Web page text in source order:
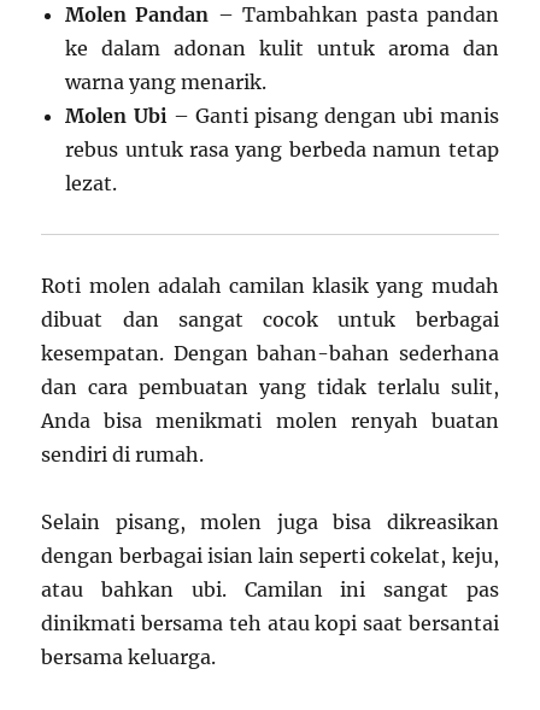
Molen Pandan – Tambahkan pasta pandan
ke dalam adonan kulit untuk aroma dan
warna yang menarik.
Molen Ubi – Ganti pisang dengan ubi manis
rebus untuk rasa yang berbeda namun tetap
lezat.
Roti molen adalah camilan klasik yang mudah
dibuat dan sangat cocok untuk berbagai
kesempatan. Dengan bahan-bahan sederhana
dan cara pembuatan yang tidak terlalu sulit,
Anda bisa menikmati molen renyah buatan
sendiri di rumah.
Selain pisang, molen juga bisa dikreasikan
dengan berbagai isian lain seperti cokelat, keju,
atau bahkan ubi. Camilan ini sangat pas
dinikmati bersama teh atau kopi saat bersantai
bersama keluarga.